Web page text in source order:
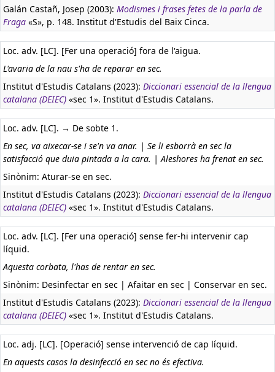
Galán Castañ, Josep (2003): Modismes i frases fetes de la parla de
Fraga «S», p. 148. Institut d'Estudis del Baix Cinca.
Loc. adv. [LC]. [Fer una operació] fora de l'aigua.
L'avaria de la nau s'ha de reparar en sec.
Institut d'Estudis Catalans (2023): Diccionari essencial de la llengua
catalana (DEIEC) «sec 1». Institut d'Estudis Catalans.
Loc. adv. [LC]. → De sobte 1.
En sec, va aixecar-se i se'n va anar. | Se li esborrà en sec la
satisfacció que duia pintada a la cara. | Aleshores ha frenat en sec.
Sinònim: Aturar-se en sec.
Institut d'Estudis Catalans (2023): Diccionari essencial de la llengua
catalana (DEIEC) «sec 1». Institut d'Estudis Catalans.
Loc. adv. [LC]. [Fer una operació] sense fer-hi intervenir cap
líquid.
Aquesta corbata, l'has de rentar en sec.
Sinònim: Desinfectar en sec | Afaitar en sec | Conservar en sec.
Institut d'Estudis Catalans (2023): Diccionari essencial de la llengua
catalana (DEIEC) «sec 1». Institut d'Estudis Catalans.
Loc. adj. [LC]. [Operació] sense intervenció de cap líquid.
En aquests casos la desinfecció en sec no és efectiva.